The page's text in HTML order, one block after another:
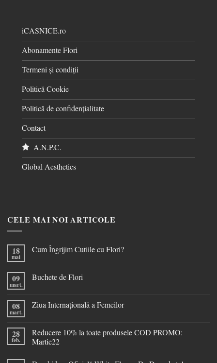
iCASNICE.ro
Abonamente Flori
Termeni și condiții
Politică Cookie
Politică de confidențialitate
Contact
A.N.P.C.
Global Aesthetics
CELE MAI NOI ARTICOLE
18
mai
Cum Îngrijim Cutiile cu Flori?
09
mart.
Buchete de Flori
08
mart.
Ziua Internațională a Femeilor
28
feb.
Reducere 10% la toate produsele COD PROMO:
Martie22